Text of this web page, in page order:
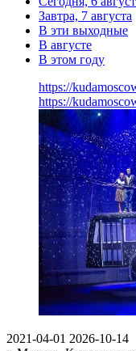
Завтра, 7 августа
В эти выходные
В августе
В этом году
https://
https://
2021-04-01 2026-10-14